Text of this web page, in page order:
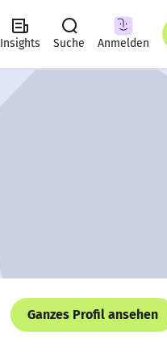
Insights Suche Anmelden
Ganzes Profil ansehen